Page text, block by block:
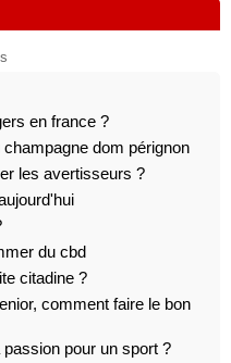
en france ?
dom pérignon
les avertisseurs ?
du cbd
citadine ?
comment faire le bon
pour un sport ?